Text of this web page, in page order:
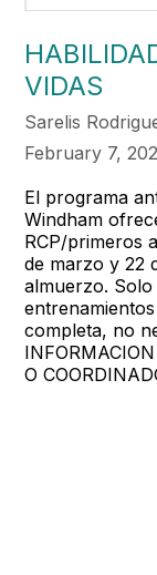
VIDAS
Sarelis
February 7,
El programa
Windham
RCP/primeros
de marzo y 22
almuerzo. Solo
completa, no
O